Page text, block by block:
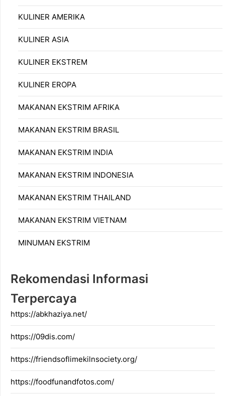
KULINER AMERIKA
KULINER ASIA
KULINER EKSTREM
KULINER EROPA
MAKANAN EKSTRIM AFRIKA
MAKANAN EKSTRIM BRASIL
MAKANAN EKSTRIM INDIA
MAKANAN EKSTRIM INDONESIA
MAKANAN EKSTRIM THAILAND
MAKANAN EKSTRIM VIETNAM
MINUMAN EKSTRIM
Rekomendasi Informasi
Terpercaya
https://abkhaziya.net/
https://09dis.com/
https://friendsoflimekilnsociety.org/
https://foodfunandfotos.com/